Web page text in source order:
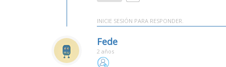
INICIE SESIÓN PARA RESPONDER.
Fede
2 años